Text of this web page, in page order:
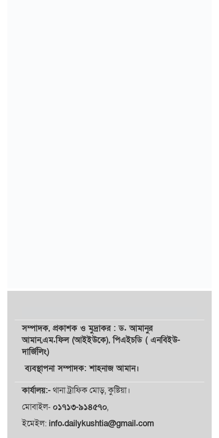
সম্পাদক, প্রকাশকওমুদ্রাকর: ড. আমানুর
আমান,এম.ফিল (আইইউকে), পিএইচডি ( এনবিইউ-
দার্জিলিং)
ব্যবস্থাপনা সম্পাদক: শাহনাজ আমান।
কার্যালয়:-থানা ট্রাফিক মোড়, কুষ্টিয়া।
মোবাইল- ০১৭১৩-৯১৪৫৭০,
ইমেইল: info.dailykushtia@gmail.com